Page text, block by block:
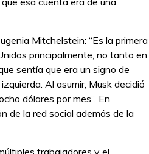
Mitchelstein: “Es la primera
principalmente, no tanto en
sentía que era un signo de
Al asumir, Musk decidió
dólares por mes”. En
de la red social además de la